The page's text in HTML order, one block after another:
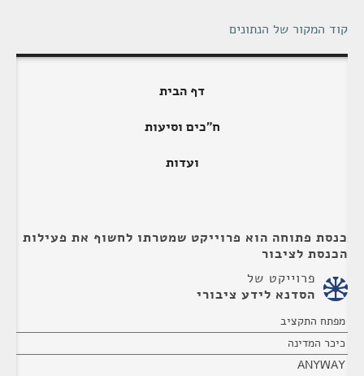
קוד המקור של הנתונים
דף הבית
ח"כים וסיעות
ועדות
כנסת פתוחה הוא פרוייקט שמטרתו לחשוף את פעילות
הכנסת לציבור
פרוייקט של
הסדנא לידע ציבורי
מפתח התקציב
כיכר המדינה
ANYWAY